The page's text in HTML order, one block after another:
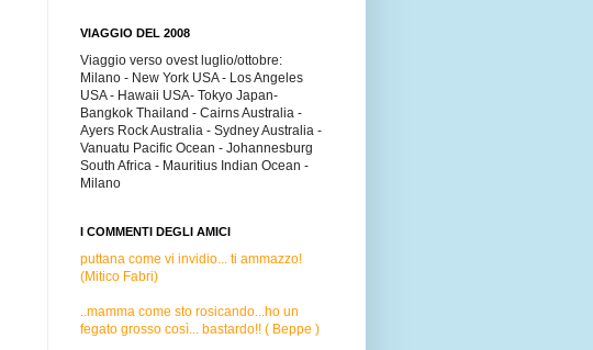
VIAGGIO DEL 2008
Viaggio verso ovest luglio/ottobre:
Milano - New York USA - Los Angeles
USA - Hawaii USA- Tokyo Japan-
Bangkok Thailand - Cairns Australia -
Ayers Rock Australia - Sydney Australia -
Vanuatu Pacific Ocean - Johannesburg
South Africa - Mauritius Indian Ocean -
Milano
I COMMENTI DEGLI AMICI
puttana come vi invidio... ti ammazzo!
(Mitico Fabri)
..mamma come sto rosicando...ho un
fegato grosso così... bastardo!! ( Beppe )